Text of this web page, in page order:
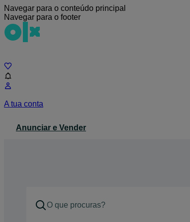
Navegar para o conteúdo principal
Navegar para o footer
A tua conta
Anunciar e Vender